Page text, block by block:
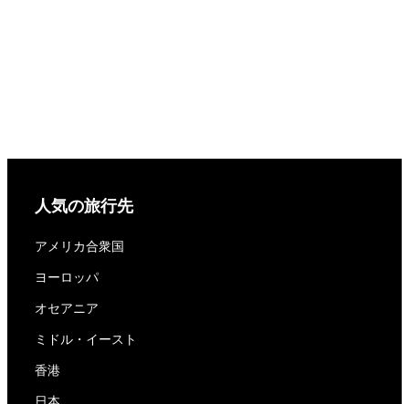
人気の旅行先
アメリカ合衆国
ヨーロッパ
オセアニア
ミドル・イースト
香港